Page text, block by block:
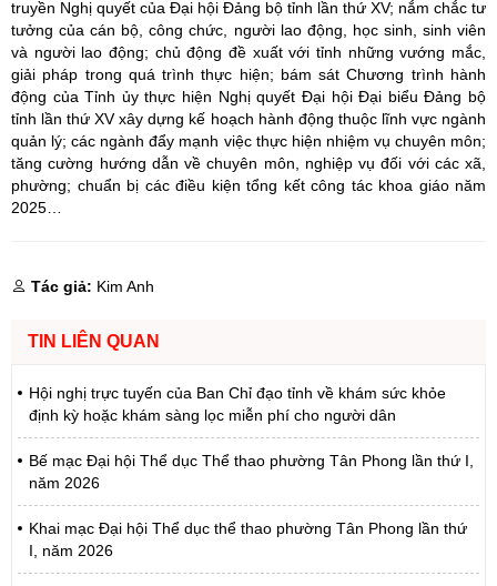
truyền Nghị quyết của Đại hội Đảng bộ tỉnh lần thứ XV; nắm chắc tư
tưởng của cán bộ, công chức, người lao động, học sinh, sinh viên
và người lao động; chủ động đề xuất với tỉnh những vướng mắc,
giải pháp trong quá trình thực hiện; bám sát Chương trình hành
động của Tỉnh ủy thực hiện Nghị quyết Đại hội Đại biểu Đảng bộ
tỉnh lần thứ XV xây dựng kế hoạch hành động thuộc lĩnh vực ngành
quản lý; các ngành đẩy mạnh việc thực hiện nhiệm vụ chuyên môn;
tăng cường hướng dẫn về chuyên môn, nghiệp vụ đối với các xã,
phường; chuẩn bị các điều kiện tổng kết công tác khoa giáo năm
2025…
Tác giả: Kim Anh
TIN LIÊN QUAN
Hội nghị trực tuyến của Ban Chỉ đạo tỉnh về khám sức khỏe
định kỳ hoặc khám sàng lọc miễn phí cho người dân
Bế mạc Đại hội Thể dục Thể thao phường Tân Phong lần thứ I,
năm 2026
Khai mạc Đại hội Thể dục thể thao phường Tân Phong lần thứ
I, năm 2026